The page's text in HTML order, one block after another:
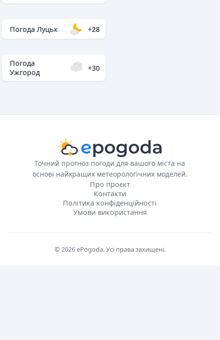
Погода Луцьк +28
Погода
Ужгород
+30
Точний прогноз погоди для вашого міста на
основі найкращих метеорологічних моделей.
Про проєкт
Контакти
Політика конфіденційності
Умови використання
© 2026 ePogoda. Усі права захищені.